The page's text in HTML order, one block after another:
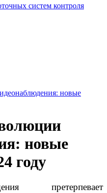
систем контроля
новые
новые
году
претерпевает